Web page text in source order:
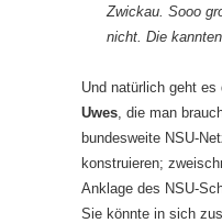
Zwickau. Sooo
nicht. Die
Und natürlich geht es
Uwes , die man
bundesweite NSU-
konstruieren;
Anklage des NSU-
Sie könnte in sich